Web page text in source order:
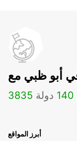
3835 140 دولة
أبرز المواقع